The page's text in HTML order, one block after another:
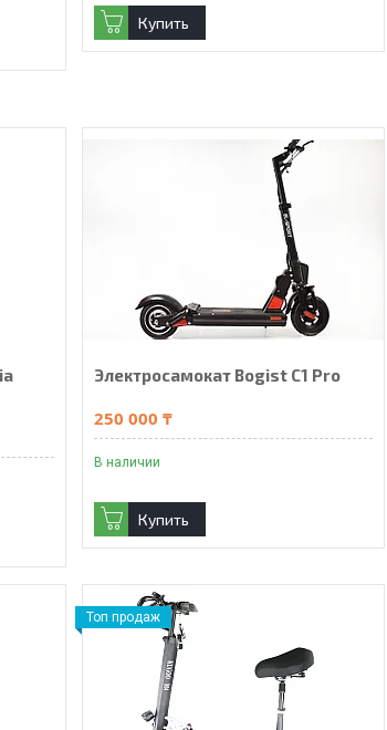
Купить
Электросамокат Bogist C1 Pro
250 000 ₸
В наличии
Купить
Топ продаж